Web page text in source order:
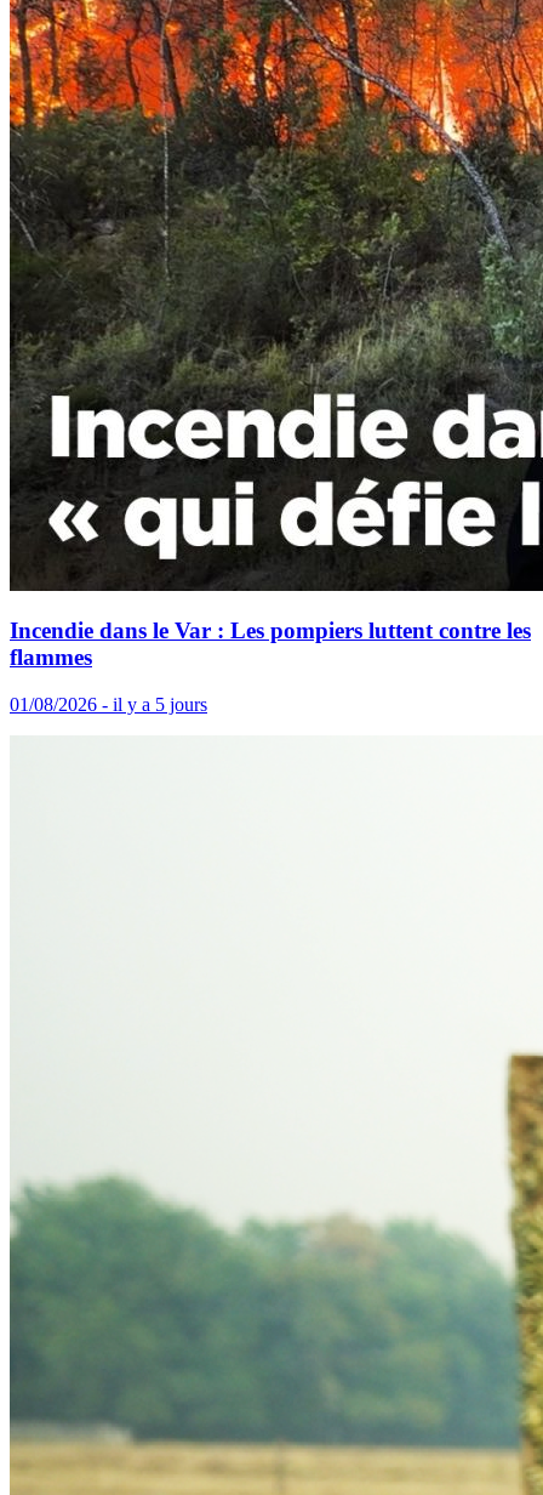
Incendie dans le Var : Les pompiers luttent contre les
flammes
01/08/2026 - il y a 5 jours